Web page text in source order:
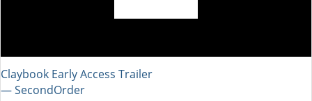
Claybook Early Access Trailer
― SecondOrder